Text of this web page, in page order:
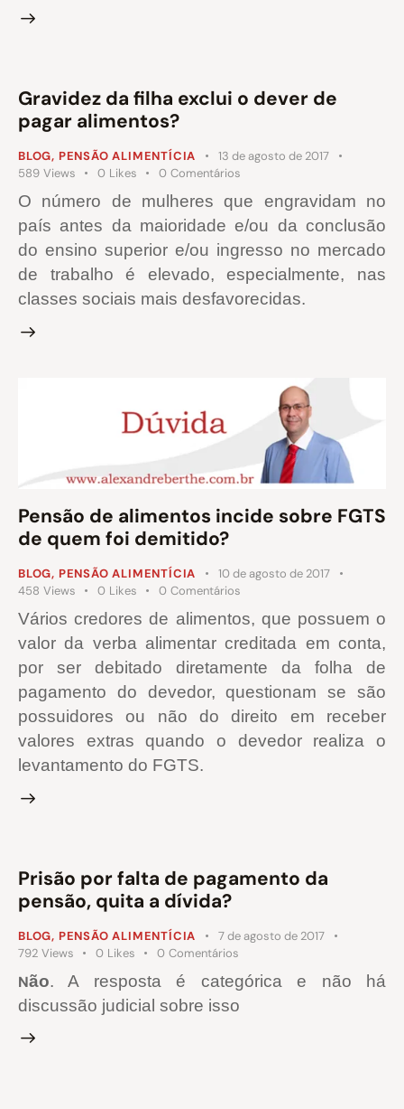
Gravidez da filha exclui o dever de
pagar alimentos?
BLOG, PENSÃO ALIMENTÍCIA
13 de agosto de 2017
589 Views 0 Likes 0 Comentários
O número de mulheres que engravidam no
país antes da maioridade e/ou da conclusão
do ensino superior e/ou ingresso no mercado
de trabalho é elevado, especialmente, nas
classes sociais mais desfavorecidas.
Pensão de alimentos incide sobre FGTS
de quem foi demitido?
BLOG, PENSÃO ALIMENTÍCIA
10 de agosto de 2017
458 Views 0 Likes 0 Comentários
Vários credores de alimentos, que possuem o
valor da verba alimentar creditada em conta,
por ser debitado diretamente da folha de
pagamento do devedor, questionam se são
possuidores ou não do direito em receber
valores extras quando o devedor realiza o
levantamento do FGTS.
Prisão por falta de pagamento da
pensão, quita a dívida?
BLOG, PENSÃO ALIMENTÍCIA
7 de agosto de 2017
792 Views 0 Likes 0 Comentários
Não. A resposta é categórica e não há
discussão judicial sobre isso